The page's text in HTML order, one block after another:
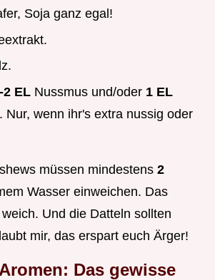
Soja ganz egal!
2 EL Nussmus und/oder 1 EL
Nur, wenn ihr's extra nussig oder
müssen mindestens 2
Wasser einweichen. Das
Und die Datteln sollten
mir, das erspart euch Ärger!
Das gewisse